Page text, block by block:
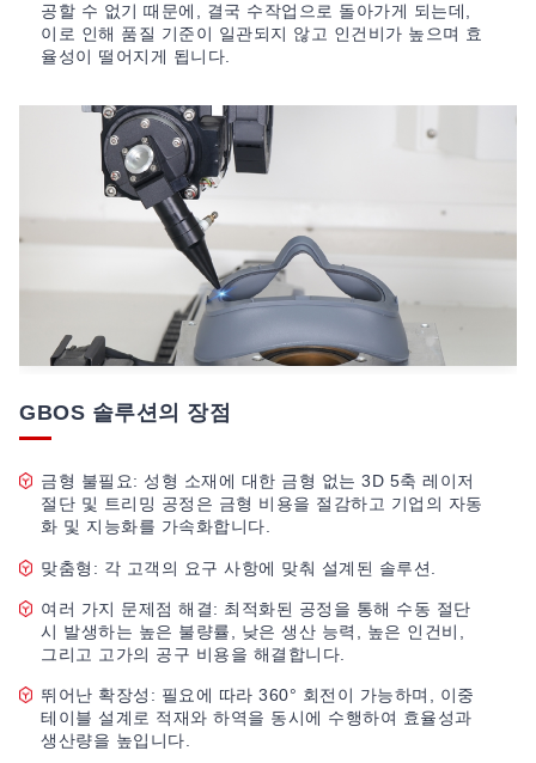
공할 수 없기 때문에, 결국 수작업으로 돌아가게 되는데,
이로 인해 품질 기준이 일관되지 않고 인건비가 높으며 효
율성이 떨어지게 됩니다.
GBOS 솔루션의 장점
금형 불필요: 성형 소재에 대한 금형 없는 3D 5축 레이저
절단 및 트리밍 공정은 금형 비용을 절감하고 기업의 자동
화 및 지능화를 가속화합니다.
맞춤형: 각 고객의 요구 사항에 맞춰 설계된 솔루션.
여러 가지 문제점 해결: 최적화된 공정을 통해 수동 절단
시 발생하는 높은 불량률, 낮은 생산 능력, 높은 인건비,
그리고 고가의 공구 비용을 해결합니다.
뛰어난 확장성: 필요에 따라 360° 회전이 가능하며, 이중
테이블 설계로 적재와 하역을 동시에 수행하여 효율성과
생산량을 높입니다.